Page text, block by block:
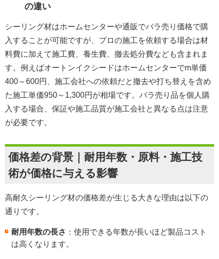
の違い
シーリング材はホームセンターや通販でバラ売り価格で購
入することが可能ですが、プロの施工を依頼する場合は材
料費に加えて施工費、養生費、撤去処分費なども含まれま
す。例えばオートンイクシードはホームセンターでm単価
400～600円、施工会社への依頼だと撤去や打ち替えを含め
た施工単価950～1,300円が相場です。バラ売り品を個人購
入する場合、保証や施工品質が施工会社と異なる点は注意
が必要です。
価格差の背景｜耐用年数・原料・施工技
術が価格に与える影響
高耐久シーリング材の価格差が生じる大きな理由は以下の
通りです。
耐用年数の長さ ：使用できる年数が長いほど製品コスト
は高くなります。